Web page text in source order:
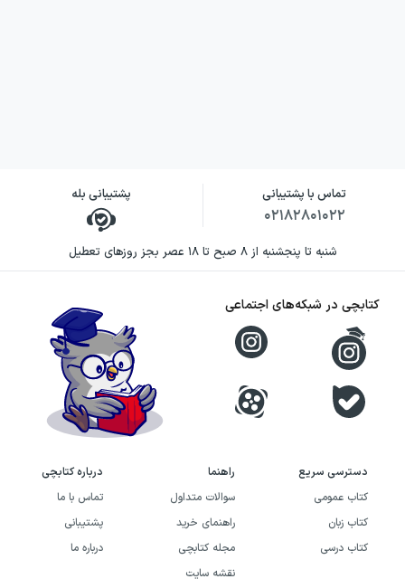
تماس با پشتیبانی
۰۲۱۸۲۸۰۱۰۲۲
پشتیبانی بله
شنبه تا پنجشنبه از ۸ صبح تا ۱۸ عصر بجز روزهای تعطیل
دسترسی سریع
کتاب عمومی
کتاب زبان
کتاب درسی
راهنما
سوالات متداول
راهنمای خرید
مجله کتابچی
نقشه سایت
درباره کتابچی
تماس با ما
پشتیبانی
درباره ما
کتابچی در شبکه‌های اجتماعی